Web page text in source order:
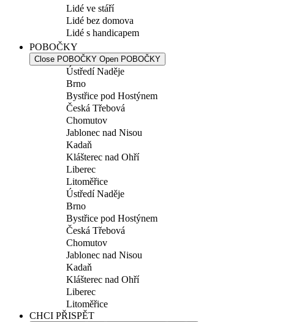
Lidé ve stáří
Lidé bez domova
Lidé s handicapem
POBOČKY
Close POBOČKY Open POBOČKY
Ústředí Naděje
Brno
Bystřice pod Hostýnem
Česká Třebová
Chomutov
Jablonec nad Nisou
Kadaň
Klášterec nad Ohří
Liberec
Litoměřice
Ústředí Naděje
Brno
Bystřice pod Hostýnem
Česká Třebová
Chomutov
Jablonec nad Nisou
Kadaň
Klášterec nad Ohří
Liberec
Litoměřice
CHCI PŘISPĚT